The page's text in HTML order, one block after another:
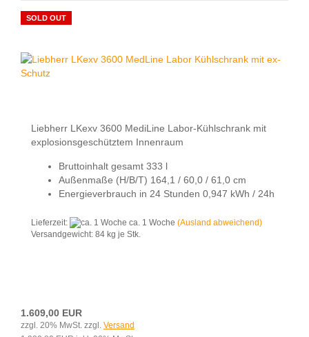
SOLD OUT
Liebherr LKexv 3600 MediLine Labor-Kühlschrank mit
explosionsgeschütztem Innenraum
Bruttoinhalt gesamt 333 l
Außenmaße (H/B/T) 164,1 / 60,0 / 61,0 cm
Energieverbrauch in 24 Stunden 0,947 kWh / 24h
Lieferzeit: ca. 1 Woche (Ausland abweichend)
Versandgewicht: 84 kg je Stk.
1.609,00 EUR
zzgl. 20% MwSt. zzgl. Versand